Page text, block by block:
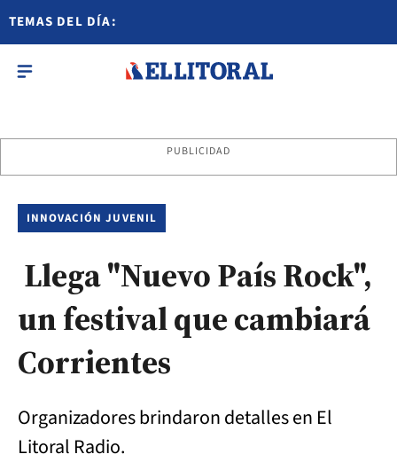
TEMAS DEL DÍA:
PUBLICIDAD
INNOVACIÓN JUVENIL
Llega "Nuevo País Rock",
un festival que cambiará
Corrientes
Organizadores brindaron detalles en El
Litoral Radio.